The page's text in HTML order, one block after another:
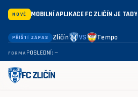
NOVÉ MOBILNÍ APLIKACE FC ZLIČÍN JE TADY
PŘÍŠTÍ ZÁPAS Zličín VS Tempo
FORMAPOSLEDNÍ: —
FC ZLIČÍN